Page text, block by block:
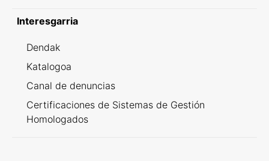
Interesgarria
Dendak
Katalogoa
Canal de denuncias
Certificaciones de Sistemas de Gestión
Homologados